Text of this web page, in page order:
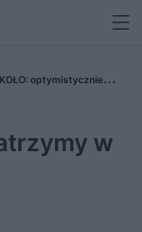
optymistycznie
w